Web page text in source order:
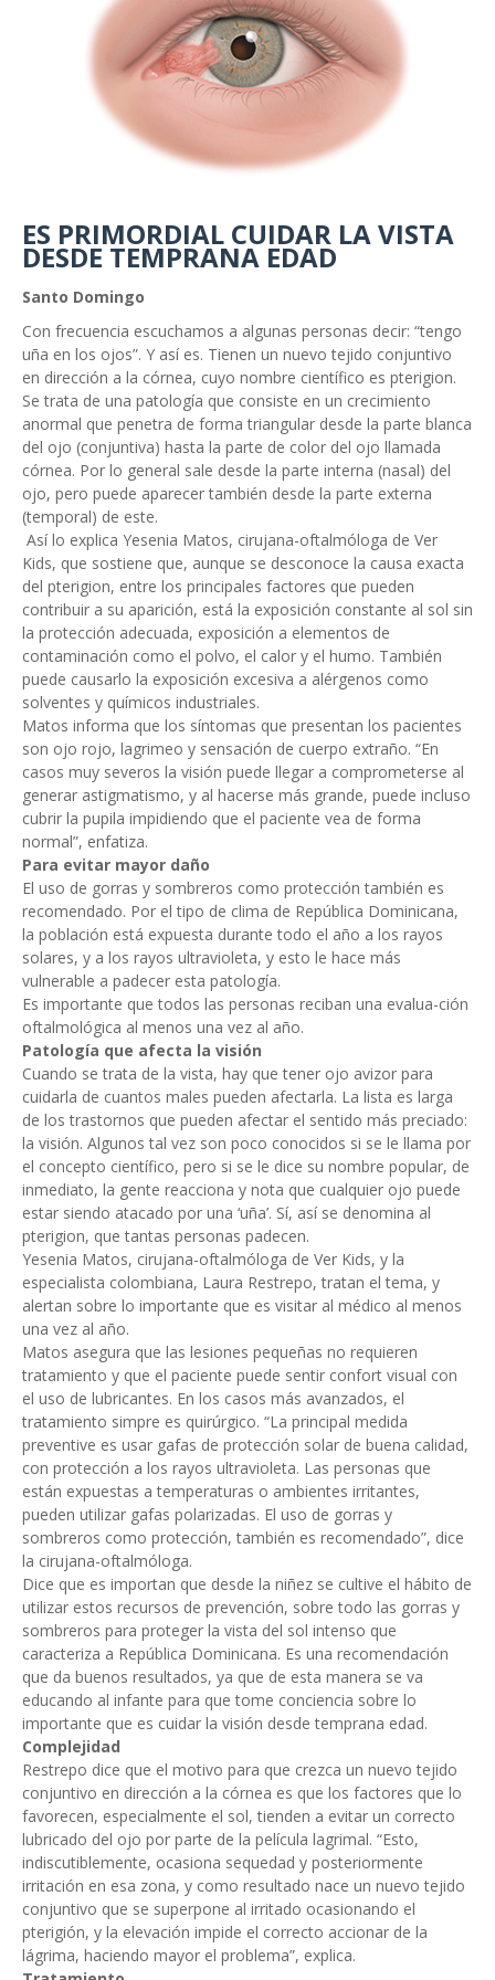
ES PRIMORDIAL CUIDAR LA VISTA
DESDE TEMPRANA EDAD
Santo Domingo
Con frecuencia escuchamos a algunas personas decir: “tengo
uña en los ojos”. Y así es. Tienen un nuevo tejido conjuntivo
en dirección a la córnea, cuyo nombre científico es pterigion.
Se trata de una patología que consiste en un crecimiento
anormal que penetra de forma triangular desde la parte blanca
del ojo (conjuntiva) hasta la parte de color del ojo llamada
córnea. Por lo general sale desde la parte interna (nasal) del
ojo, pero puede aparecer también desde la parte externa
(temporal) de este.
Así lo explica Yesenia Matos, cirujana-oftalmóloga de Ver
Kids, que sostiene que, aunque se desconoce la causa exacta
del pterigion, entre los principales factores que pueden
contribuir a su aparición, está la exposición constante al sol sin
la protección adecuada, exposición a elementos de
contaminación como el polvo, el calor y el humo. También
puede causarlo la exposición excesiva a alérgenos como
solventes y químicos industriales.
Matos informa que los síntomas que presentan los pacientes
son ojo rojo, lagrimeo y sensación de cuerpo extraño. “En
casos muy severos la visión puede llegar a comprometerse al
generar astigmatismo, y al hacerse más grande, puede incluso
cubrir la pupila impidiendo que el paciente vea de forma
normal”, enfatiza.
Para evitar mayor daño
El uso de gorras y sombreros como protección también es
recomendado. Por el tipo de clima de República Dominicana,
la población está expuesta durante todo el año a los rayos
solares, y a los rayos ultravioleta, y esto le hace más
vulnerable a padecer esta patología.
Es importante que todos las personas reciban una evalua-ción
oftalmológica al menos una vez al año.
Patología que afecta la visión
Cuando se trata de la vista, hay que tener ojo avizor para
cuidarla de cuantos males pueden afectarla. La lista es larga
de los trastornos que pueden afectar el sentido más preciado:
la visión. Algunos tal vez son poco conocidos si se le llama por
el concepto científico, pero si se le dice su nombre popular, de
inmediato, la gente reacciona y nota que cualquier ojo puede
estar siendo atacado por una ‘uña’. Sí, así se denomina al
pterigion, que tantas personas padecen.
Yesenia Matos, cirujana-oftalmóloga de Ver Kids, y la
especialista colombiana, Laura Restrepo, tratan el tema, y
alertan sobre lo importante que es visitar al médico al menos
una vez al año.
Matos asegura que las lesiones pequeñas no requieren
tratamiento y que el paciente puede sentir confort visual con
el uso de lubricantes. En los casos más avanzados, el
tratamiento simpre es quirúrgico. “La principal medida
preventive es usar gafas de protección solar de buena calidad,
con protección a los rayos ultravioleta. Las personas que
están expuestas a temperaturas o ambientes irritantes,
pueden utilizar gafas polarizadas. El uso de gorras y
sombreros como protección, también es recomendado”, dice
la cirujana-oftalmóloga.
Dice que es importan que desde la niñez se cultive el hábito de
utilizar estos recursos de prevención, sobre todo las gorras y
sombreros para proteger la vista del sol intenso que
caracteriza a República Dominicana. Es una recomendación
que da buenos resultados, ya que de esta manera se va
educando al infante para que tome conciencia sobre lo
importante que es cuidar la visión desde temprana edad.
Complejidad
Restrepo dice que el motivo para que crezca un nuevo tejido
conjuntivo en dirección a la córnea es que los factores que lo
favorecen, especialmente el sol, tienden a evitar un correcto
lubricado del ojo por parte de la película lagrimal. “Esto,
indiscutiblemente, ocasiona sequedad y posteriormente
irritación en esa zona, y como resultado nace un nuevo tejido
conjuntivo que se superpone al irritado ocasionando el
pterigión, y la elevación impide el correcto accionar de la
lágrima, haciendo mayor el problema”, explica.